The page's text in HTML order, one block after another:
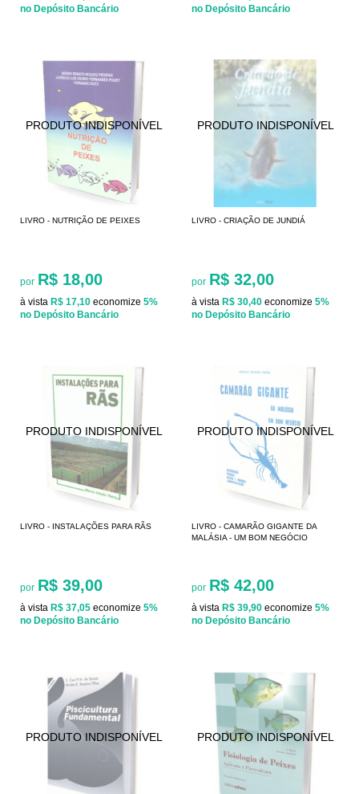
no Depósito Bancário
no Depósito Bancário
LIVRO - NUTRIÇÃO DE PEIXES
por R$ 18,00
à vista R$ 17,10 economize 5%
no Depósito Bancário
LIVRO - CRIAÇÃO DE JUNDIÁ
por R$ 32,00
à vista R$ 30,40 economize 5%
no Depósito Bancário
LIVRO - INSTALAÇÕES PARA RÃS
por R$ 39,00
à vista R$ 37,05 economize 5%
no Depósito Bancário
LIVRO - CAMARÃO GIGANTE DA
MALÁSIA - UM BOM NEGÓCIO
por R$ 42,00
à vista R$ 39,90 economize 5%
no Depósito Bancário